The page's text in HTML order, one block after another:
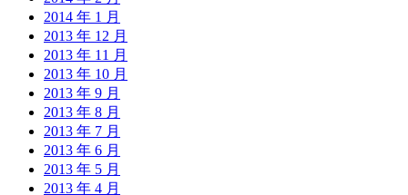
2014 年 1 月
2013 年 12 月
2013 年 11 月
2013 年 10 月
2013 年 9 月
2013 年 8 月
2013 年 7 月
2013 年 6 月
2013 年 5 月
2013 年 4 月